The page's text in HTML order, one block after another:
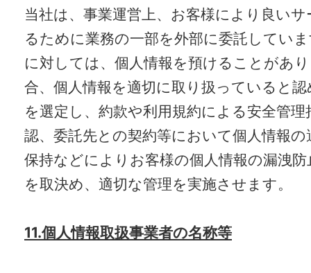
当社は、事業運営上、お客様により良い
るために業務の一部を外部に委託してい
に対しては、個人情報を預けることがあ
合、個人情報を適切に取り扱っていると
を選定し、約款や利用規約による安全管理
認、委託先との契約等において個人情報の
保持などによりお客様の個人情報の漏洩
を取決め、適切な管理を実施させます。
11.個人情報取扱事業者の名称等